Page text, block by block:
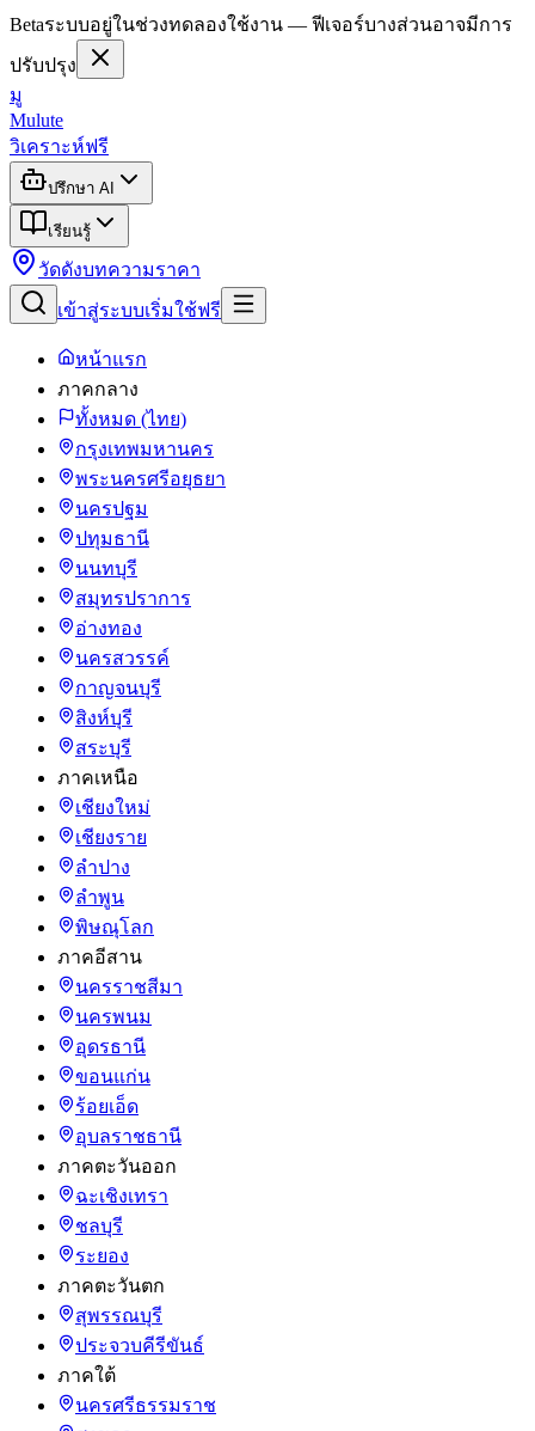
Betaระบบอยู่ในช่วงทดลองใช้งาน — ฟีเจอร์บางส่วนอาจมีการ
ปรับปรุง
มู
Mulute
วิเคราะห์ฟรี
ปรึกษา AI
เรียนรู้
วัดดังบทความราคา
เข้าสู่ระบบเริ่มใช้ฟรี
หน้าแรก
ภาคกลาง
ทั้งหมด (ไทย)
กรุงเทพมหานคร
พระนครศรีอยุธยา
นครปฐม
ปทุมธานี
นนทบุรี
สมุทรปราการ
อ่างทอง
นครสวรรค์
กาญจนบุรี
สิงห์บุรี
สระบุรี
ภาคเหนือ
เชียงใหม่
เชียงราย
ลำปาง
ลำพูน
พิษณุโลก
ภาคอีสาน
นครราชสีมา
นครพนม
อุดรธานี
ขอนแก่น
ร้อยเอ็ด
อุบลราชธานี
ภาคตะวันออก
ฉะเชิงเทรา
ชลบุรี
ระยอง
ภาคตะวันตก
สุพรรณบุรี
ประจวบคีรีขันธ์
ภาคใต้
นครศรีธรรมราช